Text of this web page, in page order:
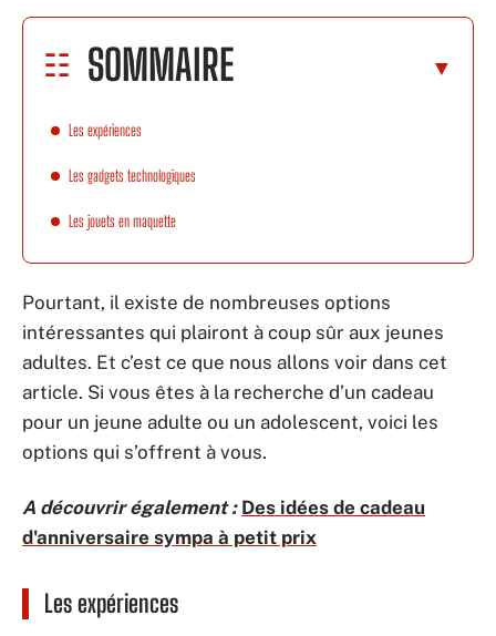
SOMMAIRE
Les expériences
Les gadgets technologiques
Les jouets en maquette
Pourtant, il existe de nombreuses options
intéressantes qui plairont à coup sûr aux jeunes
adultes. Et c’est ce que nous allons voir dans cet
article. Si vous êtes à la recherche d’un cadeau
pour un jeune adulte ou un adolescent, voici les
options qui s’offrent à vous.
A découvrir également : Des idées de cadeau
d'anniversaire sympa à petit prix
Les expériences